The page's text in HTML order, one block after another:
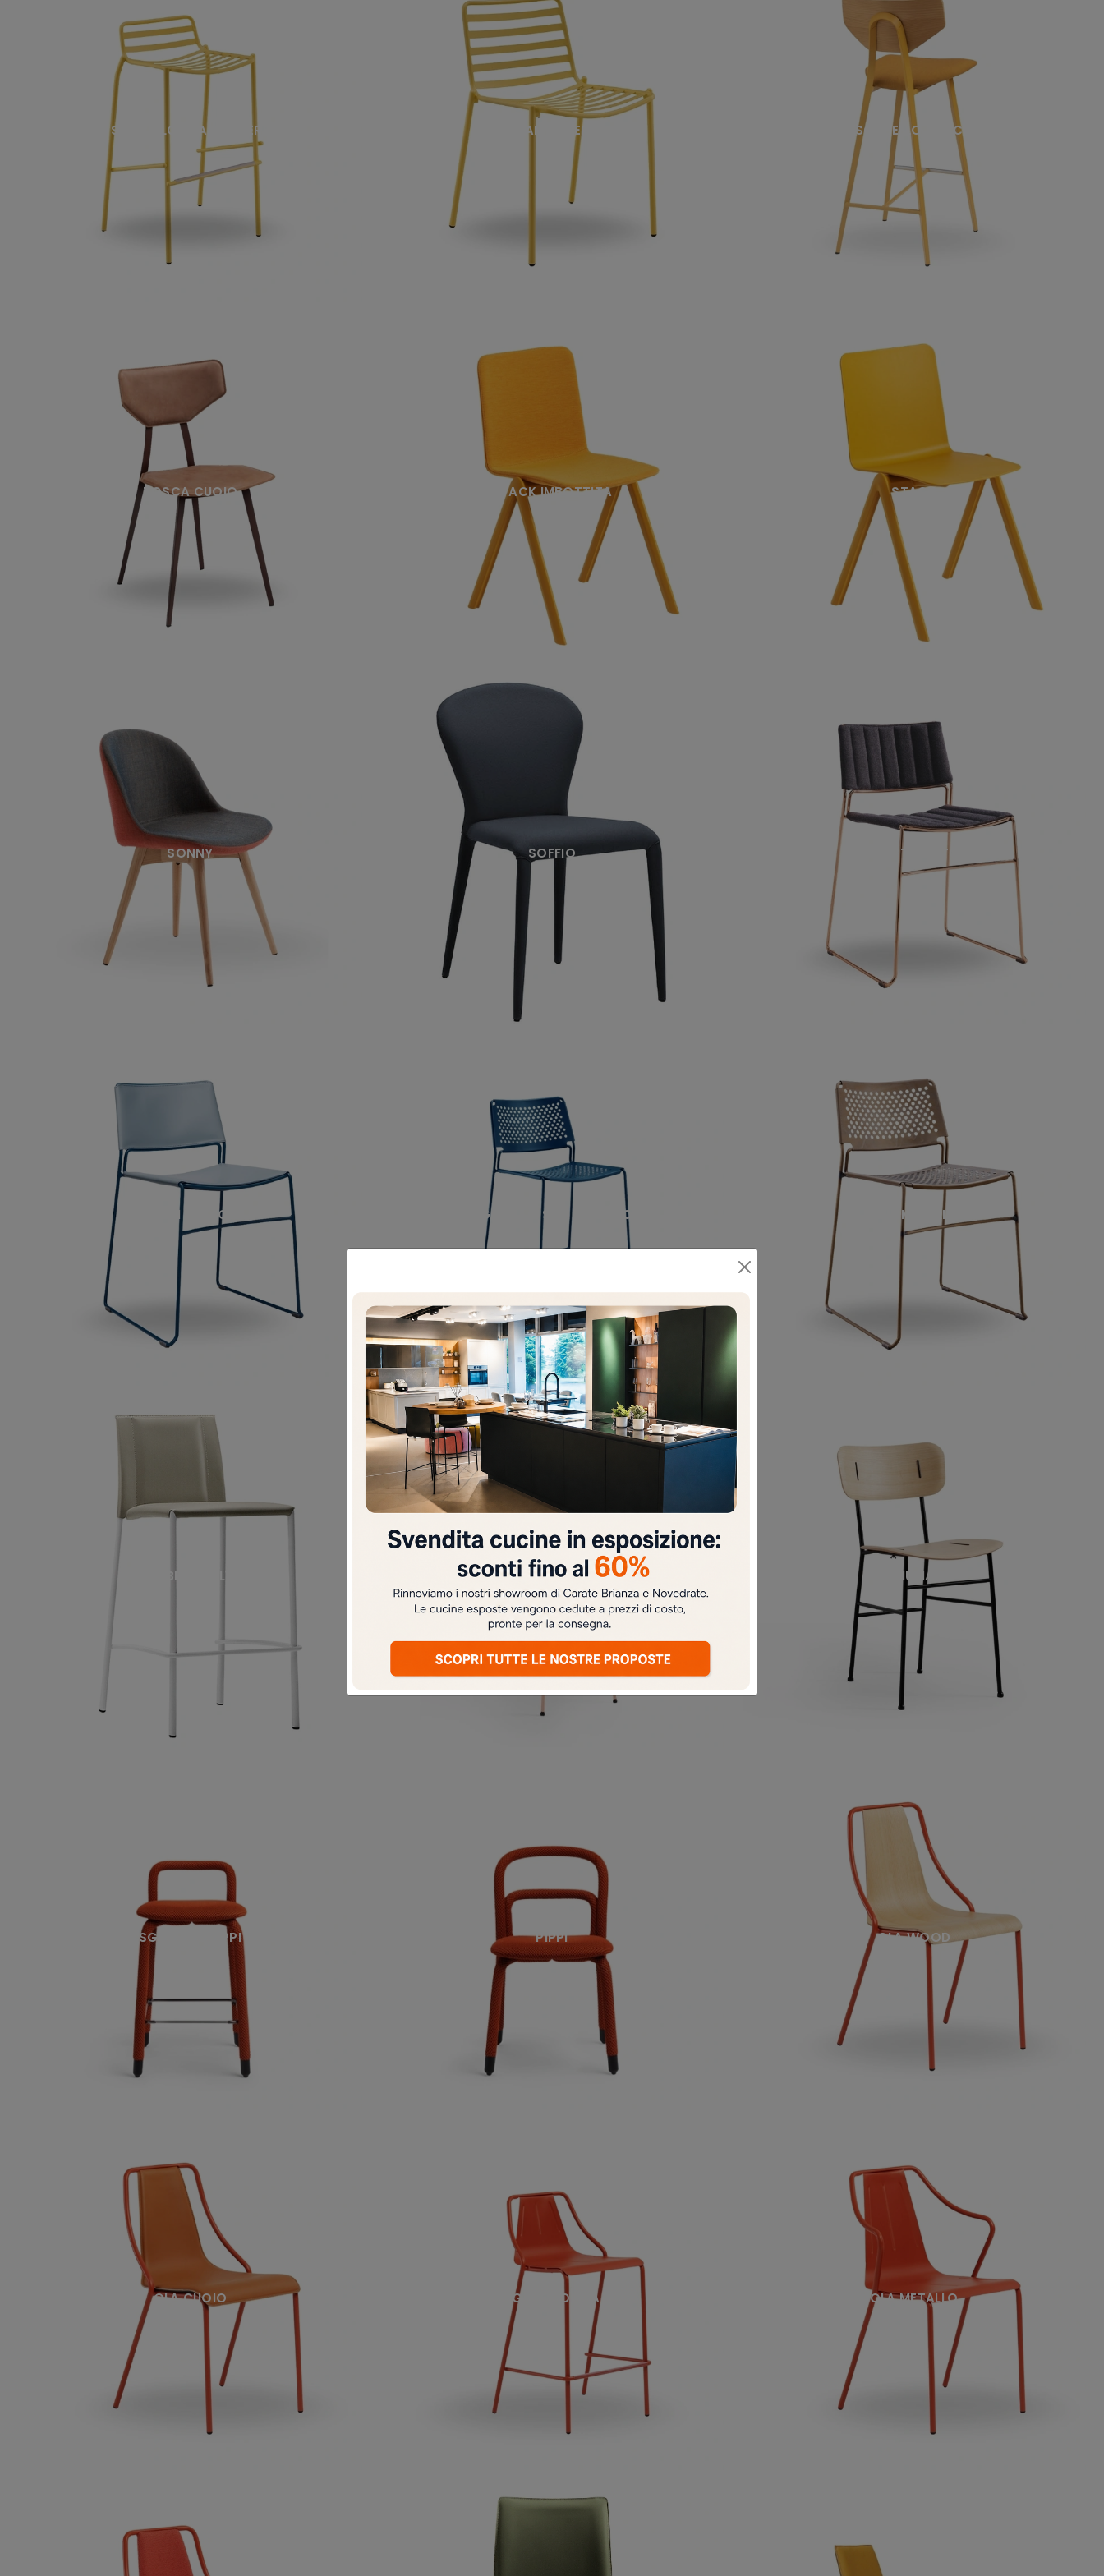
SGABELLO TRAMPOLIERE TRAMPOLIERE SGABELLO TOSCA
TOSCA CUOIO STACK IMBOTTITA STACK
SONNY SOFFIO SLIM TESSUTO
SLIM CUOIO SGABELLO SLIM METALLO SLIM METALLO
SGABELLO SILVY SGABELLO PIUMA PIUMA
SGABELLO PIPPI PIPPI OLA WOOD
OLA CUOIO SGABELLO OLA OLA METALLO